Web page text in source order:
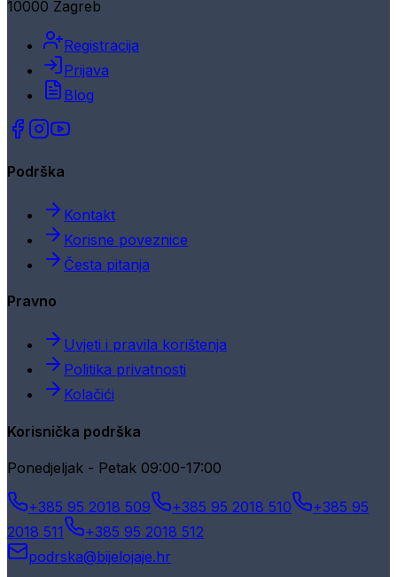
10000 Zagreb
Registracija
Prijava
Blog
Podrška
Kontakt
Korisne poveznice
Česta pitanja
Pravno
Uvjeti i pravila korištenja
Politika privatnosti
Kolačići
Korisnička podrška
Ponedjeljak - Petak 09:00-17:00
+385 95 2018 509 +385 95 2018 510
+385 95
2018 511
+385 95 2018 512
podrska@bijelojaje.hr